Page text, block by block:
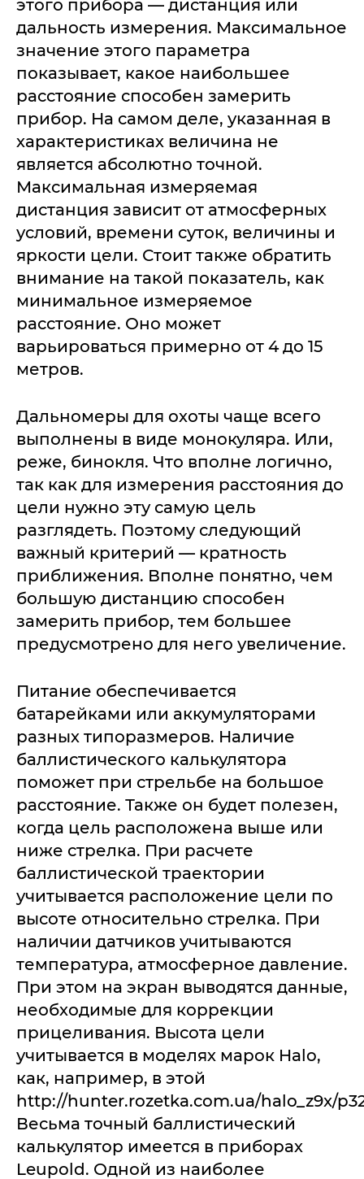
этого прибора — дистанция или
дальность измерения. Максимальное
значение этого параметра
показывает, какое наибольшее
расстояние способен замерить
прибор. На самом деле, указанная в
характеристиках величина не
является абсолютно точной.
Максимальная измеряемая
дистанция зависит от атмосферных
условий, времени суток, величины и
яркости цели. Стоит также обратить
внимание на такой показатель, как
минимальное измеряемое
расстояние. Оно может
варьироваться примерно от 4 до 15
метров.
Дальномеры для охоты чаще всего
выполнены в виде монокуляра. Или,
реже, бинокля. Что вполне логично,
так как для измерения расстояния до
цели нужно эту самую цель
разглядеть. Поэтому следующий
важный критерий — кратность
приближения. Вполне понятно, чем
большую дистанцию способен
замерить прибор, тем большее
предусмотрено для него увеличение.
Питание обеспечивается
батарейками или аккумуляторами
разных типоразмеров. Наличие
баллистического калькулятора
поможет при стрельбе на большое
расстояние. Также он будет полезен,
когда цель расположена выше или
ниже стрелка. При расчете
баллистической траектории
учитывается расположение цели по
высоте относительно стрелка. При
наличии датчиков учитываются
температура, атмосферное давление.
При этом на экран выводятся данные,
необходимые для коррекции
прицеливания. Высота цели
учитывается в моделях марок Halo,
как, например, в этой
http://hunter.rozetka.com.ua/halo_z9x/
Весьма точный баллистический
калькулятор имеется в приборах
Leupold. Одной из наиболее